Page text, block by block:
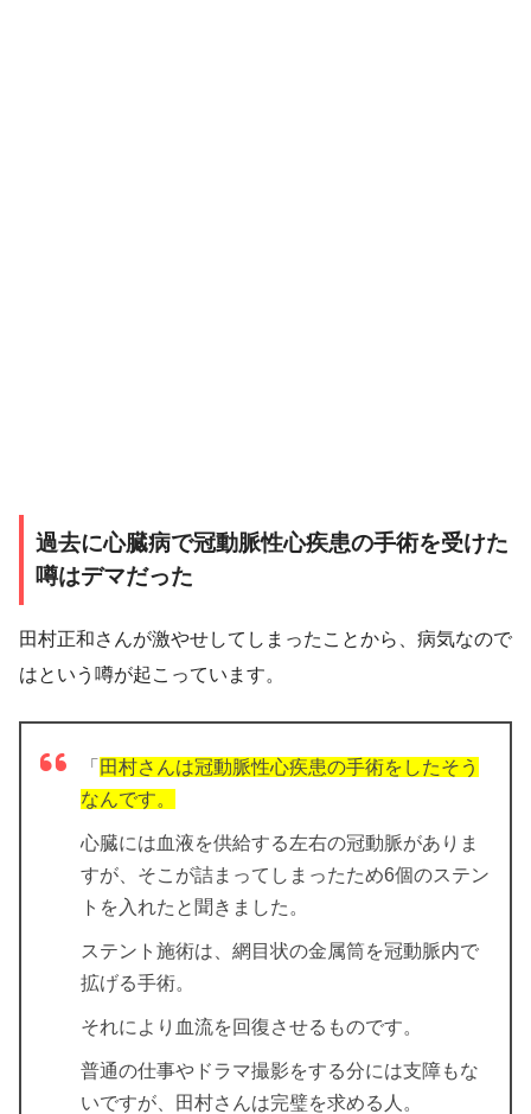
過去に心臓病で冠動脈性心疾患の手術を受けた
噂はデマだった
田村正和さんが激やせしてしまったことから、病気なので
はという噂が起こっています。
「 田村さんは冠動脈性心疾患の手術をしたそう
なんです。
心臓には血液を供給する左右の冠動脈がありま
すが、そこが詰まってしまったため6個のステン
トを入れたと聞きました。
ステント施術は、網目状の金属筒を冠動脈内で
拡げる手術。
それにより血流を回復させるものです。
普通の仕事やドラマ撮影をする分には支障もな
いですが、田村さんは完璧を求める人。